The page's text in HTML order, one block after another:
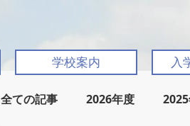
学校案内 入
全ての記事 2026年度